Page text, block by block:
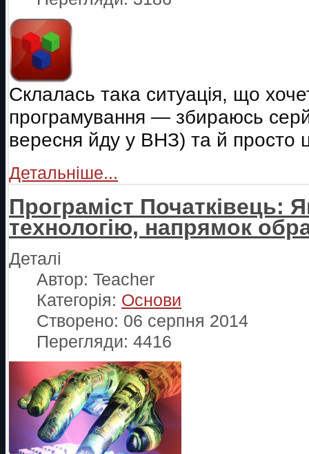
Склалась така ситуація, що
програмування — збираюсь
вересня йду у ВНЗ) та й просто
Детальніше...
Програміст Початківець:
технологію, напрямок
Деталі
Автор: Teacher
Категорія: Основи
Створено: 06 серпня 2014
Перегляди: 4416